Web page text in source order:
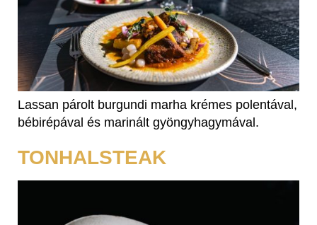
Lassan párolt burgundi marha krémes polentával,
bébirépával és marinált gyöngyhagymával.
TONHALSTEAK